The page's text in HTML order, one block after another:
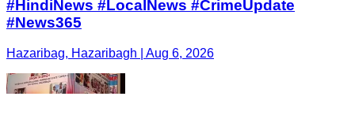
#HindiNews #LocalNews #CrimeUpdate
#News365
Hazaribag, Hazaribagh | Aug 6, 2026